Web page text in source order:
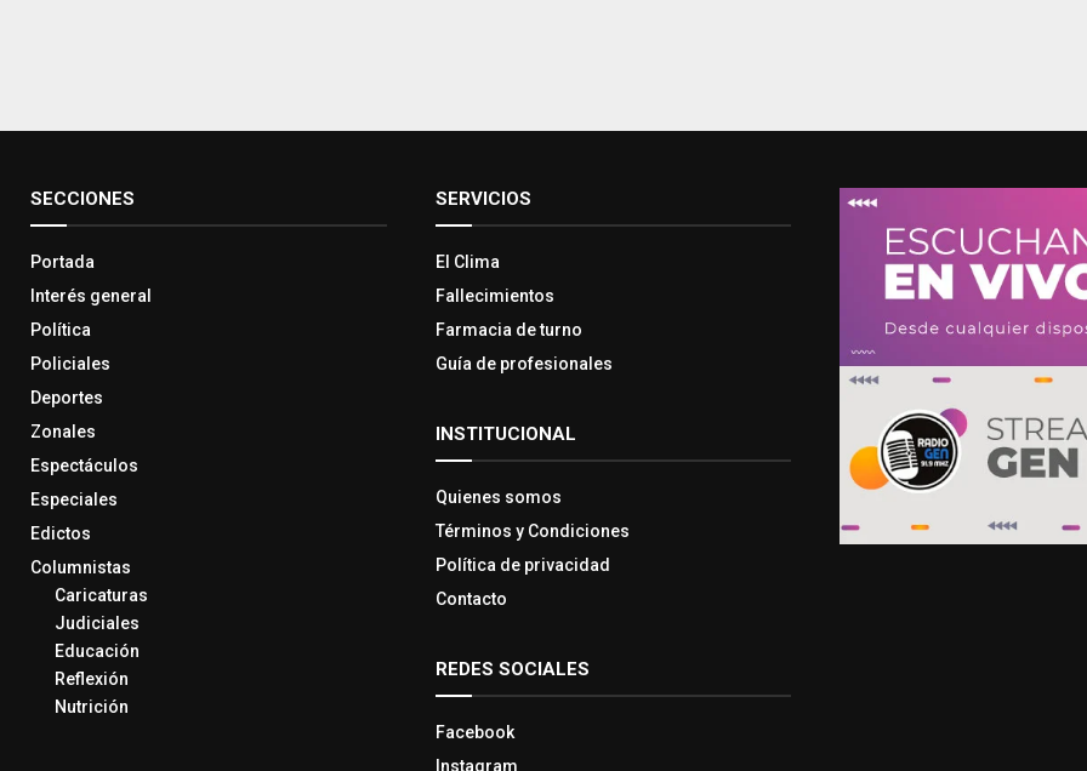
SECCIONES
Portada
Interés general
Política
Policiales
Deportes
Zonales
Espectáculos
Especiales
Edictos
Columnistas
Caricaturas
Judiciales
Educación
Reflexión
Nutrición
SERVICIOS
El Clima
Fallecimientos
Farmacia de turno
Guía de profesionales
INSTITUCIONAL
Quienes somos
Términos y Condiciones
Política de privacidad
Contacto
REDES SOCIALES
Facebook
Instagram